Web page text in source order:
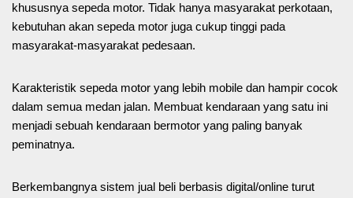
khususnya sepeda motor. Tidak hanya masyarakat perkotaan,
kebutuhan akan sepeda motor juga cukup tinggi pada
masyarakat-masyarakat pedesaan.
Karakteristik sepeda motor yang lebih mobile dan hampir cocok
dalam semua medan jalan. Membuat kendaraan yang satu ini
menjadi sebuah kendaraan bermotor yang paling banyak
peminatnya.
Berkembangnya sistem jual beli berbasis digital/online turut